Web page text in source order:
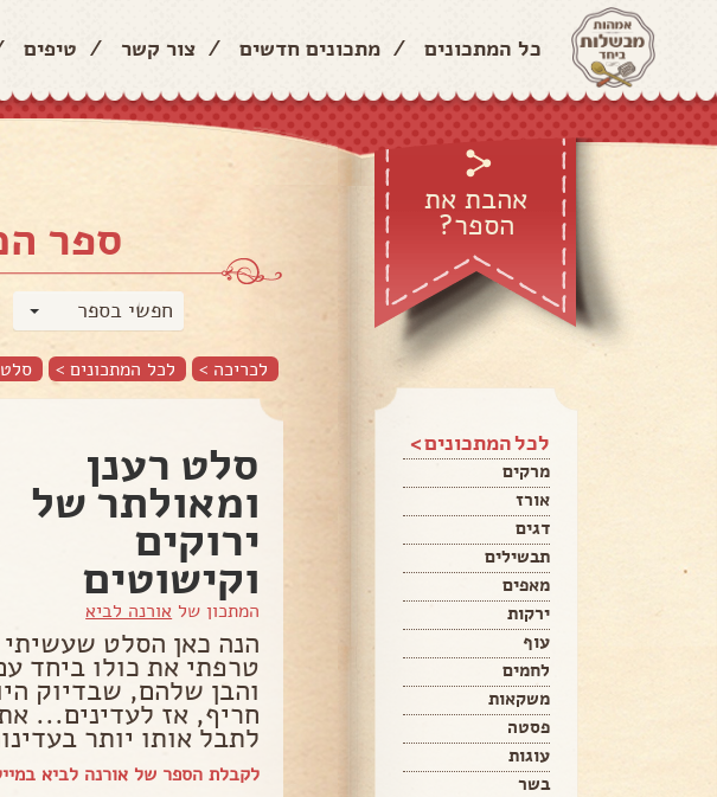
כל המתכונים / מתכונים חדשים / צור קשר / טיפים
אהבת את
הספר?
לכל המתכונים >
מרקים
אורז
דגים
תבשילים
מאפים
ירקות
עוף
לחמים
משקאות
פסטה
עוגות
בשר
ספר
חפשי בספר
לכריכה > לכל המתכונים >
סלט רענן
ומאולתר של
ירוקים
וקישוטים
המתכון של אורנה לביא
הנה כאן הסלט שעשיתי
טרפתי את כולו ביחד
והבן שלהם, שבדיוק
חריף, אז לעדינים...
לתבל אותו יותר
לקבלת הספר של אורנה לביא